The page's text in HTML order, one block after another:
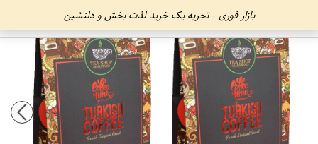
بازار فوری - تجربه یک خرید لذت بخش و دلنشین